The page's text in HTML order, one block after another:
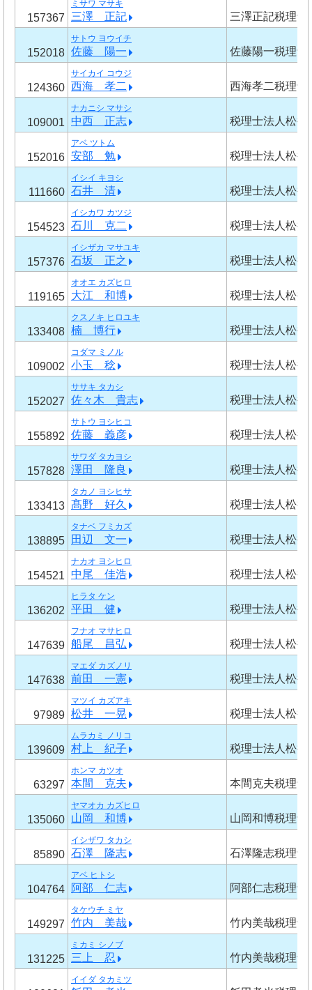
157367
ミサワ マサキ
三澤 正記 三澤正記税理士
152018
サトウ ヨウイチ
佐藤 陽一 佐藤陽一税理士
124360
サイカイ コウジ
西海 孝二 西海孝二税理士
109001
ナカニシ マサシ
中西 正志 税理士法人松
152016
アベ ツトム
安部 勉 税理士法人松井
111660
イシイ キヨシ
石井 清 税理士法人松井
154523
イシカワ カツジ
石川 克二 税理士法人松井
157376
イシザカ マサユキ
石坂 正之 税理士法人松井
119165
オオエ カズヒロ
大江 和博 税理士法人松井
133408
クスノキ ヒロユキ
楠 博行 税理士法人松井
109002
コダマ ミノル
小玉 稔 税理士法人松井
152027
ササキ タカシ
佐々木 貴志 税理士法人松井
155892
サトウ ヨシヒコ
佐藤 義彦 税理士法人松井
157828
サワダ タカヨシ
澤田 隆良 税理士法人松井
133413
タカノ ヨシヒサ
髙野 好久 税理士法人松井
138895
タナベ フミカズ
田辺 文一 税理士法人松井
154521
ナカオ ヨシヒロ
中尾 佳浩 税理士法人松井
136202
ヒラタ ケン
平田 健 税理士法人松井
147639
フナオ マサヒロ
船尾 昌弘 税理士法人松井
147638
マエダ カズノリ
前田 一憲 税理士法人松井
97989
マツイ カズアキ
松井 一晃 税理士法人松井
139609
ムラカミ ノリコ
村上 紀子 税理士法人松井
63297
ホンマ カツオ
本間 克夫 本間克夫税理士
135060
ヤマオカ カズヒロ
山岡 和博 山岡和博税理士
85890
イシザワ タカシ
石澤 隆志 石澤隆志税理士
104764
アベ ヒトシ
阿部 仁志 阿部仁志税理士
149297
タケウチ ミヤ
竹内 美哉 竹内美哉税理士
131225
ミカミ シノブ
三上 忍 竹内美哉税理士
イイダ タカミツ